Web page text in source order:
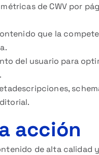
de CWV por
que la
del usuario para
acción
de alta calidad